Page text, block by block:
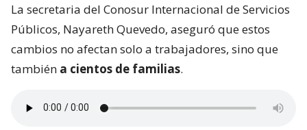
La secretaria del Conosur Internacional de Servicios
Públicos, Nayareth Quevedo, aseguró que estos
cambios no afectan solo a trabajadores, sino que
también a cientos de familias.